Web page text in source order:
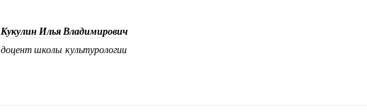
Кукулин Илья Владимирович
доцент школы культурологии